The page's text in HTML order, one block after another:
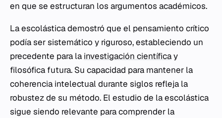
en que se estructuran los argumentos académicos.
La escolástica demostró que el pensamiento crítico
podía ser sistemático y riguroso, estableciendo un
precedente para la investigación científicay
filosófica futura. Su capacidad para mantener la
coherencia intelectual durante siglos refleja la
robustez de su método. El estudio de la escolástica
sigue siendo relevante para comprender la